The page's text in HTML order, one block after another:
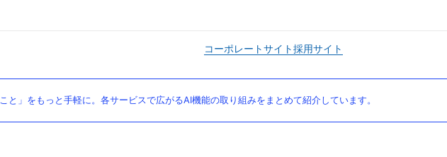
コーポレートサイト採用サイト
と」をもっと手軽に。各サービスで広がるAI機能の取り組みをまとめて紹介しています。